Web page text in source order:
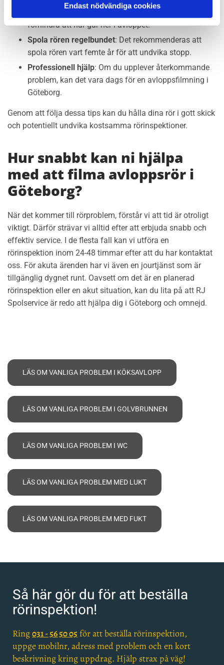
Endast nödvändiga cookies
: Använd ett sil eller filter för att
förhindra att hår går ner i avloppet.
Spola rören regelbundet: Det rekommenderas att
spola rören vart femte år för att undvika stopp.
Professionell hjälp: Om du upplever återkommande
problem, kan det vara dags för en avloppsfilmning i
Göteborg.
Genom att följa dessa tips kan du hålla dina rör i gott skick
och potentiellt undvika kostsamma rörinspektioner.
Hur snabbt kan ni hjälpa
med att filma avloppsrör i
Göteborg?
När det kommer till rörproblem, förstår vi att tid är otroligt
viktigt. Därför strävar vi alltid efter att erbjuda snabb och
effektiv service. I de flesta fall kan vi utföra en
rörinspektion inom 24-48 timmar efter att du har kontaktat
oss. För akuta ärenden har vi även en jourtjänst som är
tillgänglig dygnet runt. Oavsett om det är en planerad
rörinspektion eller en akut situation, kan du lita på att RJ
Spolservice är redo att hjälpa dig i Göteborg och omnejd.
LÄS OM VANLIGA PROBLEM I KÖKSAVLOPP
LÄS OM VANLIGA PROBLEM I GOLVBRUNNEN
LÄS OM VANLIGA PROBLEM I WC
LÄS OM VANLIGA PROBLEM MED LUKT
LÄS OM VANLIGA PROBLEM MED FUKT
Så här gör du för att beställa
rörinspektion!
Ring031 - 56 50 05 för att beställa rörinspektion,
uppge mobilnr, adress med problem och en kort
beskrivning kring uppdrag. Hjälp strax på väg!